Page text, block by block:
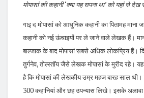
मोपासां की कहानी ‘क्या यह सपना था’ को यहां से देख
गाइ द मोपासां को आधुनिक कहानी का पितामह माना
कहानी को नई ऊंचाइयों पर ले जाने वाले लेखक हैं।
बाल्जाक के बाद मोपासां सबसे अधिक लोकप्रिय हैं।
तुर्गनेव, तोल्स्तॉय जैसे लेखक मोपासां के मुरीद रहे।
है कि मोपासां की लेखकीय उम्र महज बारह साल
300 कहानियां और छह उपन्यास लिखे। इसके अलावा